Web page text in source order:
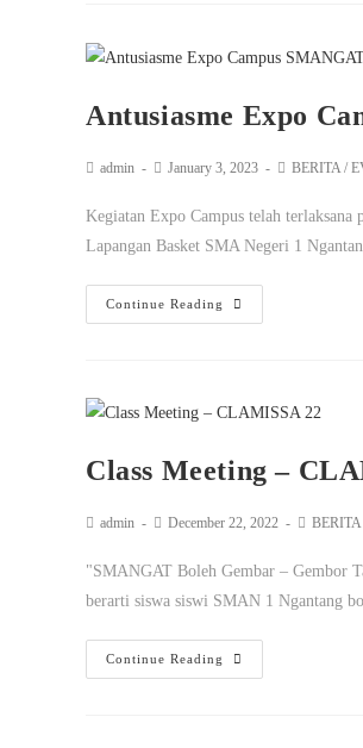
Antusiasme Expo
admin January 3, 2023 BERITA /
Kegiatan Expo Campus telah
Lapangan Basket SMA Negeri 1
Continue Reading
Class Meeting –
admin December 22, 2022 BERITA
"SMANGAT Boleh Gembar – Gembor
berarti siswa siswi SMAN 1 Ngantang
Continue Reading